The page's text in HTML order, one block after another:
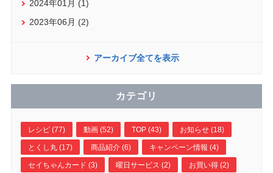
2024年01月 (1)
2023年06月 (2)
アーカイブ全てを表示
カテゴリ
レシピ (77) 動画 (52) TOP (43) お知らせ (18)
とくし丸 (17) 商品紹介 (6) キャンペーン情報 (4)
セイちゃんカード (3) 曜日サービス (2) お買い得 (2)